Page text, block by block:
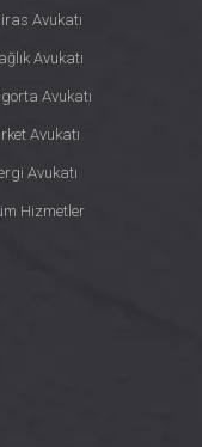
Avukatı
Avukatı
Avukatı
Avukatı
Avukatı
Hizmetler